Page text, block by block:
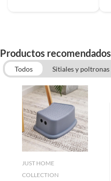
Productos recomendados
Todos Sitiales y poltronas
JUST HOME
COLLECTION